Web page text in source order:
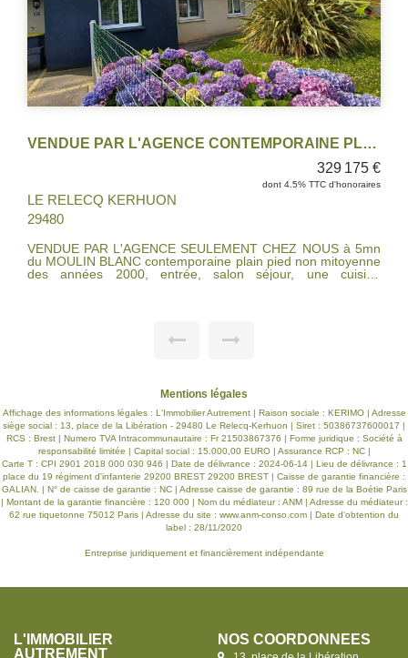
MAISON PLAIN PIED KERHUON
570 000
dont 3.64% TTC
LE RELECQ KERHUON
29480
Découvrez cette charmante maison entièrement rénovée
2021, de plain-pied et non mitoyenne, offrant des
de qualité et un cadre de vie idéal. Implantée sur un terrain
trouverez une suite parentale confortable, deux
double garage DE 80 M² offrant un espace de
et de rangement appréciable. Terrasses bois exposée sud
ouest, prestations récentes, aucun travaux à prévoir. Une
maison clé en main, idéale pour une famille ou pour ceux
recherchent confort et tranquillité.
Mentions légales
Affichage des informations légales : L'Immobilier Autrement | Raison sociale : KERIMO | Adresse
siège social : 13, place de la Libération - 29480 Le Relecq-Kerhuon | Siret : 50386737600017 |
RCS : Brest | Numero TVA Intracommunautaire : Fr 21503867376 | Forme juridique : Société à
responsabilité limitée | Capital social : 15.000,00 EURO | Assurance RCP : NC |
Carte T : CPI 2901 2018 000 030 946 | Date de délivrance : 2024-06-14 | Lieu de délivrance : 1
place du 19 régiment d'infanterie 29200 BREST 29200 BREST | Caisse de garantie financière :
GALIAN. | N° de caisse de garantie : NC | Adresse caisse de garantie : 89 rue de la Boétie Paris
| Montant de la garantie financière : 120 000 | Nom du médiateur : ANM | Adresse du médiateur :
62 rue tiquetonne 75012 Paris | Adresse du site : www.anm-conso.com | Date d'obtention du
label : 28/11/2020
Entreprise juridiquement et financièrement indépendante
L'IMMOBILIER
AUTREMENT
NOS COORDONNÉES